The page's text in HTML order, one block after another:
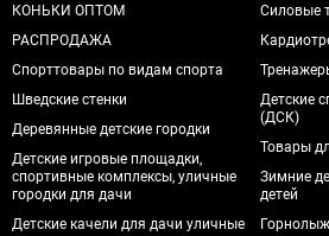
КОНЬКИ ОПТОМ
РАСПРОДАЖА
Спорттовары по видам спорта
Шведские стенки
Деревянные детские городки
Детские игровые площадки,
спортивные комплексы, уличные
городки для дачи
Детские качели для дачи уличные
Силовые
Детские
(ДСК)
Товары
Зимние
детей